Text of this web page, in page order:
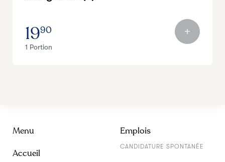
1990
1 Portion
Menu
Accueil
Emplois
CANDIDATURE SPONTANÉE